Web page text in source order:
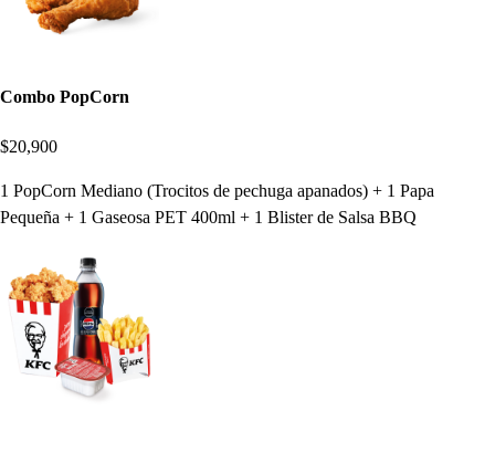
Combo PopCorn
$20,900
1 PopCorn Mediano (Trocitos de pechuga apanados) + 1 Papa
Pequeña + 1 Gaseosa PET 400ml + 1 Blister de Salsa BBQ